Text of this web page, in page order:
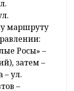
маршруту
Росы» –
затем –
– ул.
–